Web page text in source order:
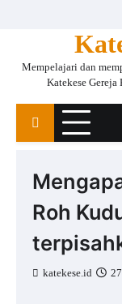
Mempelajari dan
Katekese
Roh
katekese.id